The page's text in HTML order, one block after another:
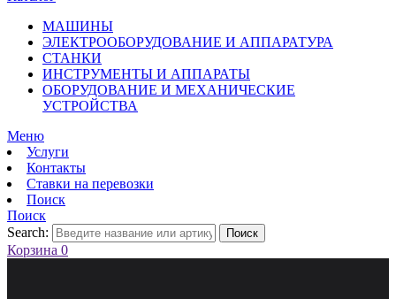
МАШИНЫ
ЭЛЕКТРООБОРУДОВАНИЕ И АППАРАТУРА
СТАНКИ
ИНСТРУМЕНТЫ И АППАРАТЫ
ОБОРУДОВАНИЕ И МЕХАНИЧЕСКИЕ
УСТРОЙСТВА
Меню
Услуги
Контакты
Ставки на перевозки
Поиск
Поиск
Search:
Поиск
Корзина 0